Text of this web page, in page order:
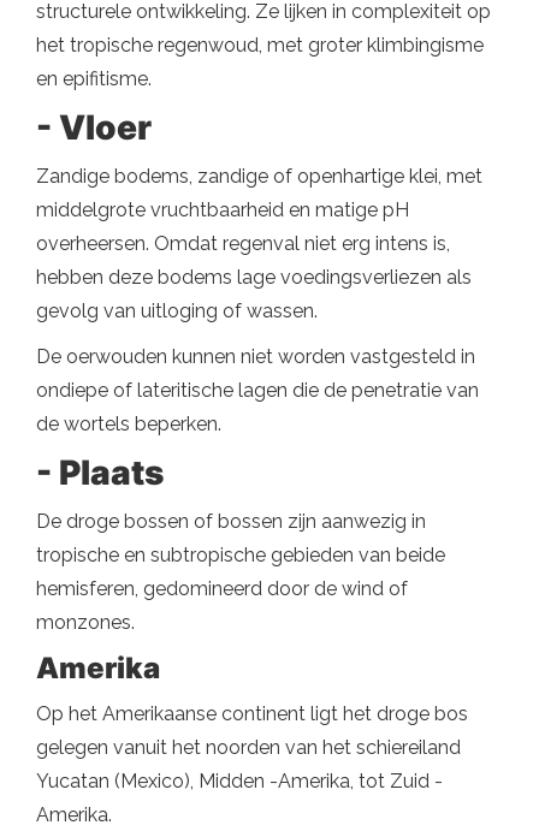
structurele ontwikkeling. Ze lijken in complexiteit op
het tropische regenwoud, met groter klimbingisme
en epifitisme.
- Vloer
Zandige bodems, zandige of openhartige klei, met
middelgrote vruchtbaarheid en matige pH
overheersen. Omdat regenval niet erg intens is,
hebben deze bodems lage voedingsverliezen als
gevolg van uitloging of wassen.
De oerwouden kunnen niet worden vastgesteld in
ondiepe of lateritische lagen die de penetratie van
de wortels beperken.
- Plaats
De droge bossen of bossen zijn aanwezig in
tropische en subtropische gebieden van beide
hemisferen, gedomineerd door de wind of
monzones.
Amerika
Op het Amerikaanse continent ligt het droge bos
gelegen vanuit het noorden van het schiereiland
Yucatan (Mexico), Midden -Amerika, tot Zuid -
Amerika.